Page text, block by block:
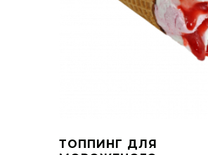
ТОППИНГ ДЛЯ